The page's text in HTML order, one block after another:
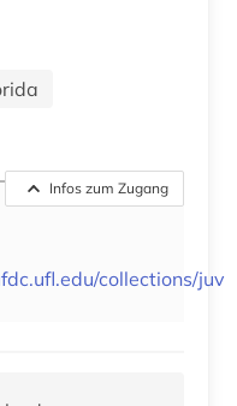
Infos zum Zugang
collections/juv